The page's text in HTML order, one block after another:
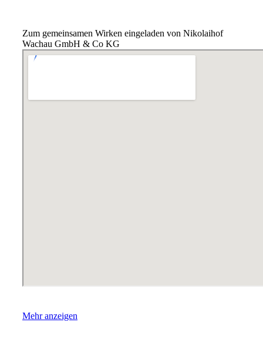
Zum gemeinsamen Wirken eingeladen von Nikolaihof
Wachau GmbH & Co KG
Mehr anzeigen